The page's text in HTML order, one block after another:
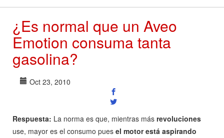
¿Es normal que un Aveo
Emotion consuma tanta
gasolina?
Oct 23, 2010
Respuesta: La norma es que, mientras más revoluciones
use, mayor es el consumo pues el motor está aspirando